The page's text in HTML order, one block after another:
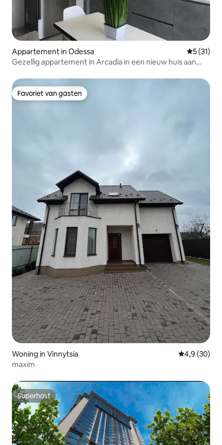
Appartement in Odessa
5 (31)
Gezellig appartement in Arcadia in een nieuw huis aan
Favoriet van gasten
Favoriet van gasten
Woning in Vinnytsia Gemiddelde
4,9 (30)
maxim
Superhost
Superhost